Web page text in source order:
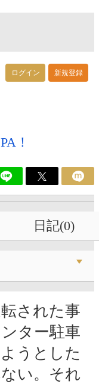
ログイン 新規登録
！
日記(0)
された事
ター駐車
うとした
い。それ